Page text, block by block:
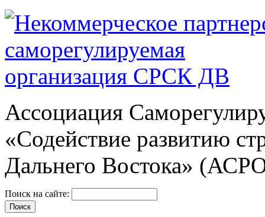
Ассоциация
«Содействие развитию
Дальнего Востока»
Поиск на сайте: